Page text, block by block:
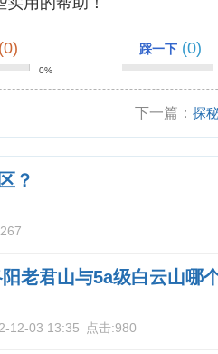
(0)
0%
踩一下 (0)
下一篇：探
人文的完美
？
老君山与5a级白云山哪
12-03 13:35 点击:980